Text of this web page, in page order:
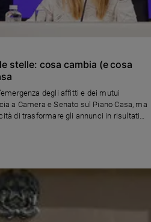
stelle: cosa cambia (e cosa
degli affitti e dei mutui
a Camera e Senato sul Piano Casa, ma
di trasformare gli annunci in risultati